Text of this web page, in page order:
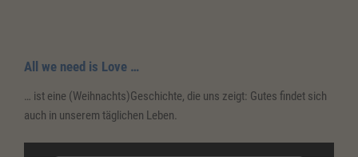
Management Platform
All we need is Love …
… ist eine (Weihnachts)Geschichte, die uns zeigt: Gutes findet sich
auch in unserem täglichen Leben.